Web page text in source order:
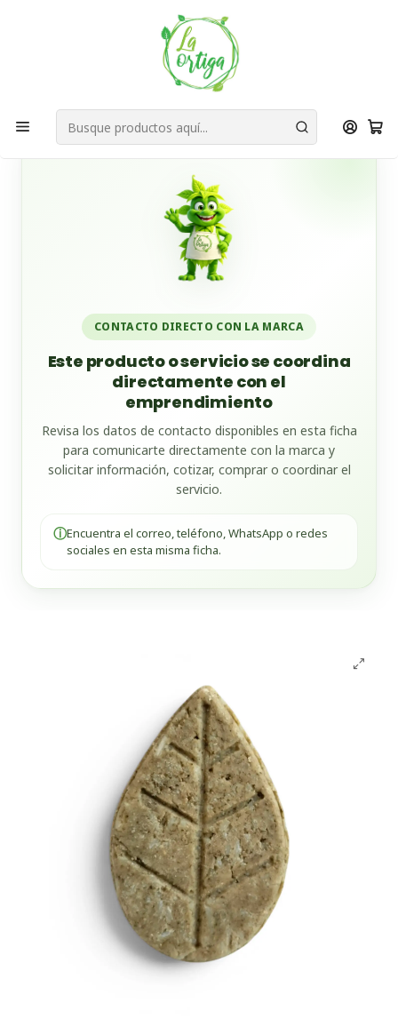
Bienvenid@s a quienes quieren un planeta más verde...
Nuestra Misión
Productos Cuidado Personal
Champú y Bálsamo Champú Sólido
Champú sólido ortiga capilmax
CONTACTO DIRECTO CON LA MARCA
Este producto o servicio se coordina
directamente con el
emprendimiento
Revisa los datos de contacto disponibles en esta ficha
para comunicarte directamente con la marca y
solicitar información, cotizar, comprar o coordinar el
servicio.
ⓘEncuentra el correo, teléfono, WhatsApp o redes
sociales en esta misma ficha.